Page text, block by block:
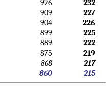
926
232
909
227
904
226
899
225
889
222
875
219
868
217
860 215